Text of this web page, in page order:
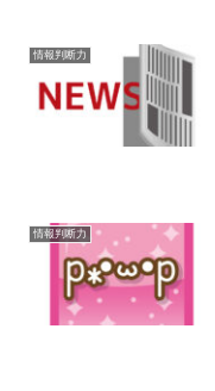
情報判断力
情報判断力